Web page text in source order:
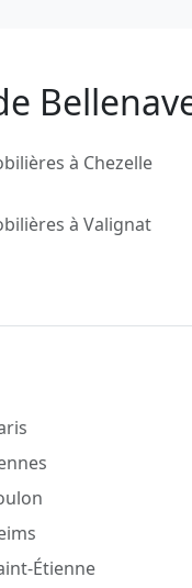
à Chezelle
à Valignat
Étienne